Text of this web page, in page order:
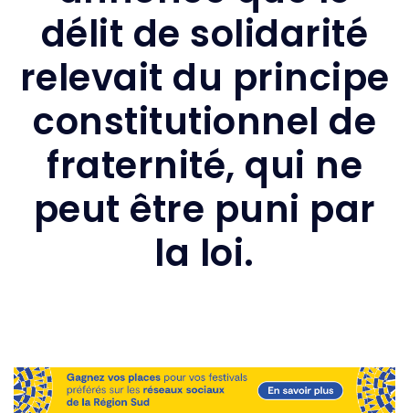
délit de solidarité
relevait du principe
constitutionnel de
fraternité, qui ne
peut être puni par
la loi.